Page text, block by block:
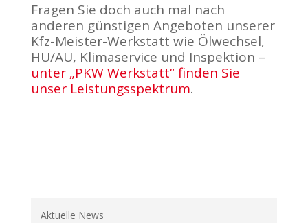
Fragen Sie doch auch mal nach
anderen günstigen Angeboten unserer
Kfz-Meister-Werkstatt wie Ölwechsel,
HU/AU, Klimaservice und Inspektion –
unter „PKW Werkstatt“ finden Sie
unser Leistungsspektrum.
Aktuelle News